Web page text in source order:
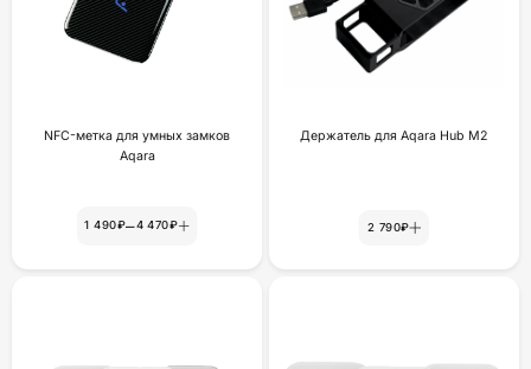
NFC-метка для умных замков
Aqara
1 490₽–4 470₽
Держатель для Aqara Hub M2
2 790₽